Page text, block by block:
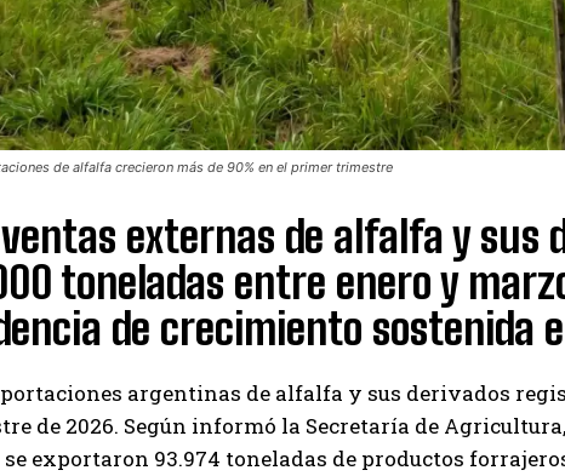
de alfalfa crecieron más de 90% en el primer trimestre
ventas externas de alfalfa y sus
toneladas entre enero y
de crecimiento sostenida
argentinas de alfalfa y sus derivados
de 2026. Según informó la Secretaría de
exportaron 93.974 toneladas de productos